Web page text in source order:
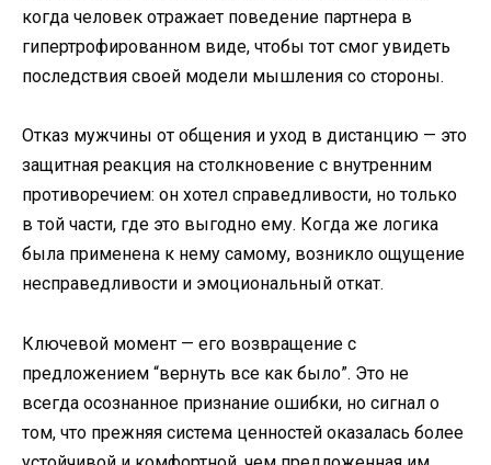
когда человек отражает поведение партнера в
гипертрофированном виде, чтобы тот смог увидеть
последствия своей модели мышления со стороны.
Отказ мужчины от общения и уход в дистанцию — это
защитная реакция на столкновение с внутренним
противоречием: он хотел справедливости, но только
в той части, где это выгодно ему. Когда же логика
была применена к нему самому, возникло ощущение
несправедливости и эмоциональный откат.
Ключевой момент — его возвращение с
предложением “вернуть все как было”. Это не
всегда осознанное признание ошибки, но сигнал о
том, что прежняя система ценностей оказалась более